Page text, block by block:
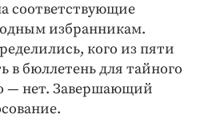
соответствующие
избранникам.
кого из пяти
в бюллетень для тайного
— нет. Завершающий